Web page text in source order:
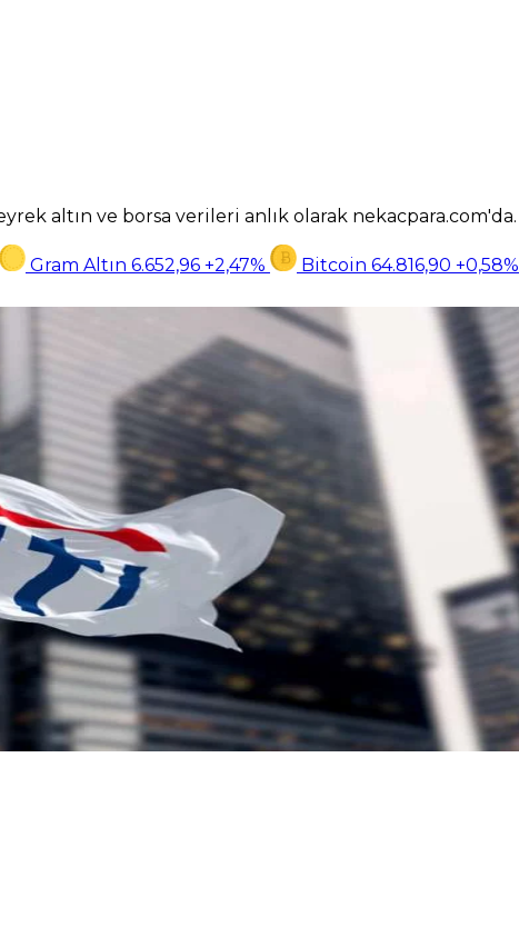
altın ve borsa verileri anlık olarak nekacpara.com'da.
Gram Altın 6.652,96 +2,47% Bitcoin 64.816,90 +0,58%